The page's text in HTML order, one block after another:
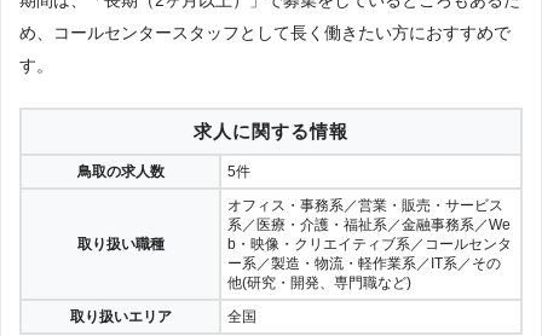
め、コールセンタースタッフとして長く働きたい方におすすめで
す。
求人に関する情報
鳥取の求人数 5件
取り扱い職種
オフィス・事務系／営業・販売・サービス
系／医療・介護・福祉系／金融事務系／We
b・映像・クリエイティブ系／コールセンタ
ー系／製造・物流・軽作業系／IT系／その
他(研究・開発、専門職など)
取り扱いエリア
全国